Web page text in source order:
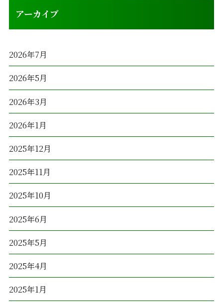
アーカイブ
2026年7月
2026年5月
2026年3月
2026年1月
2025年12月
2025年11月
2025年10月
2025年6月
2025年5月
2025年4月
2025年1月